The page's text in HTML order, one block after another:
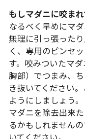
もしマダニに咬ま
なるべく早めにマ
無理に引っ張った
く、専用のピンセ
す。咬みついたマ
胸部）でつまみ、
き抜いてください
ようにしましょう。
マダニを除去出来
るかもしれません